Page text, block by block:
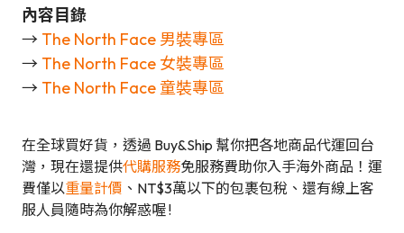
內容目錄
→ The North Face 男裝專區
→ The North Face 女裝專區
→ The North Face 童裝專區
在全球買好貨，透過 Buy&Ship 幫你把各地商品代運回台
灣，現在還提供代購服務免服務費助你入手海外商品！運
費僅以重量計價 、NT$3萬以下的包裹包稅、還有線上客
服人員隨時為你解惑喔 !